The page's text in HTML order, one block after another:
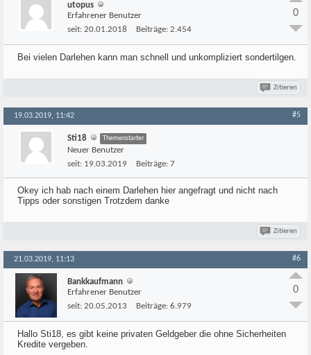
utopus
Erfahrener Benutzer
seit: 20.01.2018 Beiträge: 2.454
0
Bei vielen Darlehen kann man schnell und unkompliziert sondertilgen.
Zitieren
19.03.2019, 11:42 #5
Sti18 Themenstarter
Neuer Benutzer
seit: 19.03.2019 Beiträge: 7
Okey ich hab nach einem Darlehen hier angefragt und nicht nach
Tipps oder sonstigen Trotzdem danke
Zitieren
21.03.2019, 11:13 #6
Bankkaufmann
Erfahrener Benutzer
seit: 20.05.2013 Beiträge: 6.979
0
Hallo Sti18, es gibt keine privaten Geldgeber die ohne Sicherheiten
Kredite vergeben.